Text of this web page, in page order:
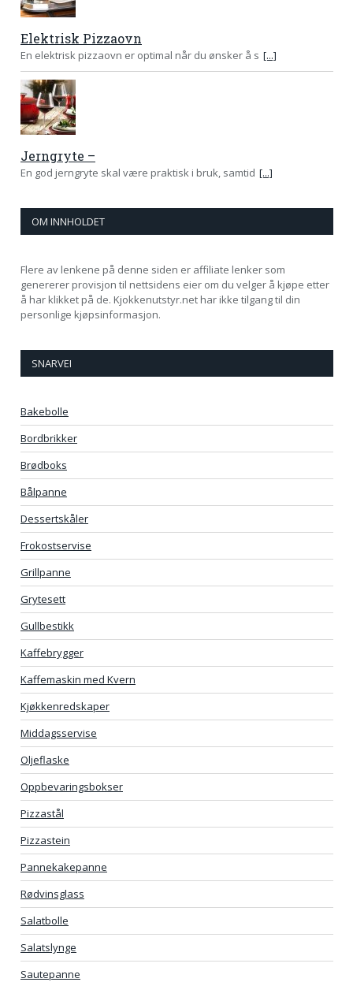
Elektrisk Pizzaovn
En elektrisk pizzaovn er optimal når du ønsker å s [...]
Jerngryte –
En god jerngryte skal være praktisk i bruk, samtid [...]
OM INNHOLDET
Flere av lenkene på denne siden er affiliate lenker som
genererer provisjon til nettsidens eier om du velger å kjøpe etter
å har klikket på de. Kjokkenutstyr.net har ikke tilgang til din
personlige kjøpsinformasjon.
SNARVEI
Bakebolle
Bordbrikker
Brødboks
Bålpanne
Dessertskåler
Frokostservise
Grillpanne
Grytesett
Gullbestikk
Kaffebrygger
Kaffemaskin med Kvern
Kjøkkenredskaper
Middagsservise
Oljeflaske
Oppbevaringsbokser
Pizzastål
Pizzastein
Pannekakepanne
Rødvinsglass
Salatbolle
Salatslynge
Sautepanne